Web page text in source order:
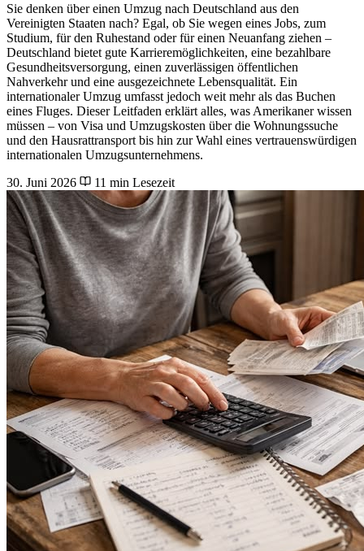
Sie denken über einen Umzug nach Deutschland aus den
Vereinigten Staaten nach? Egal, ob Sie wegen eines Jobs, zum
Studium, für den Ruhestand oder für einen Neuanfang ziehen –
Deutschland bietet gute Karrieremöglichkeiten, eine bezahlbare
Gesundheitsversorgung, einen zuverlässigen öffentlichen
Nahverkehr und eine ausgezeichnete Lebensqualität. Ein
internationaler Umzug umfasst jedoch weit mehr als das Buchen
eines Fluges. Dieser Leitfaden erklärt alles, was Amerikaner wissen
müssen – von Visa und Umzugskosten über die Wohnungssuche
und den Hausrattransport bis hin zur Wahl eines vertrauenswürdigen
internationalen Umzugsunternehmens.
30. Juni 2026
11 min Lesezeit